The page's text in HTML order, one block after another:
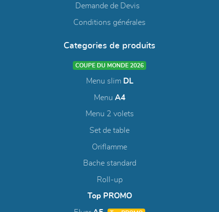
Demande de Devis
Conditions générales
Categories de produits
COUPE DU MONDE 2026
Menu slim DL
Menu A4
Menu 2 volets
Set de table
Oriflamme
Bache standard
Roll-up
Top PROMO